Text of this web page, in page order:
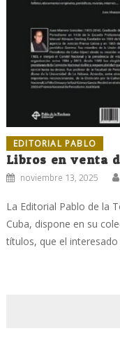
EDITORIAL PABLO
Libros en venta
noviembre 13, 2025
La Editorial Pablo de la
Cuba, dispone en su
títulos, que el